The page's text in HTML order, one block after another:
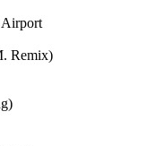
Remix)